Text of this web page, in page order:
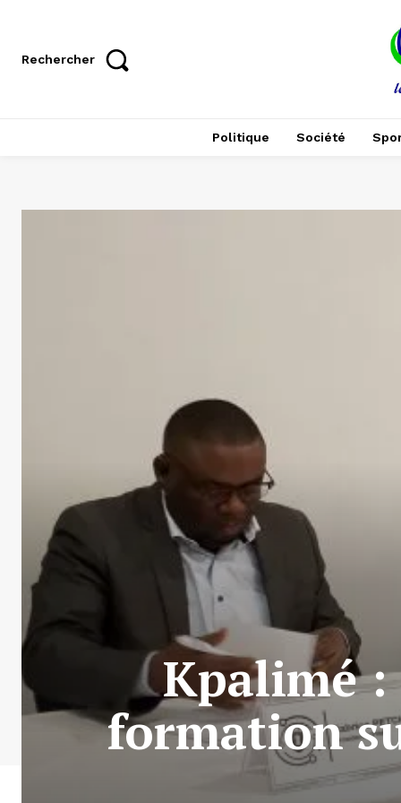
Rechercher
Politique Société
Kpalimé
formation